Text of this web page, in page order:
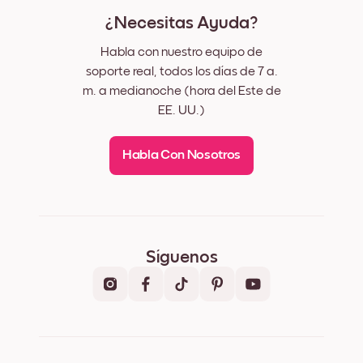
¿Necesitas Ayuda?
Habla con nuestro equipo de
soporte real, todos los días de 7 a.
m. a medianoche (hora del Este de
EE. UU.)
Habla Con Nosotros
Síguenos